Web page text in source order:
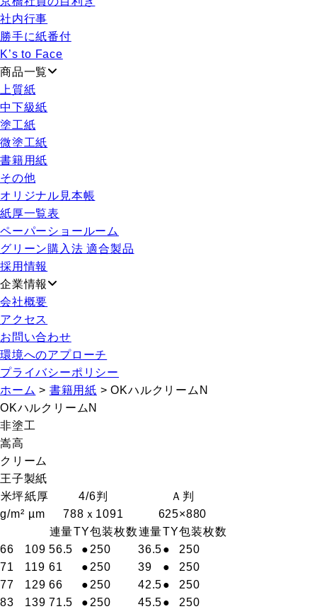
社内行事
勝手に紙番付
K’s to Face
商品一覧
上質紙
中下級紙
塗工紙
微塗工紙
書籍用紙
その他
オリジナル見本帳
紙厚一覧表
ペーパーショールーム
グリーン購入法 適合製品
採用情報
企業情報
会社概要
アクセス
お問い合わせ
環境へのアプローチ
プライバシーポリシー
ホーム > 書籍用紙 >OKハルクリームN
OKハルクリームN
非塗工
嵩高
クリーム
王子製紙
米坪
g/m²
紙厚
µm
4/6判
788ｘ1091
Ａ判
625×880
連量TY包装枚数連量TY包装枚数
66
109 56.5 ● 250 36.5●
250
71
119 61 ● 250 39 ●
250
77
129 66 ● 250 42.5●
250
83
139 71.5 ● 250 45.5●
250